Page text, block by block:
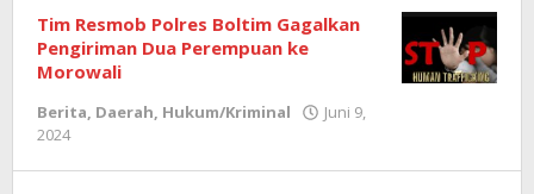
Tim Resmob Polres Boltim Gagalkan
Pengiriman Dua Perempuan ke
Morowali
Berita, Daerah, Hukum/Kriminal
Juni 9,
2024